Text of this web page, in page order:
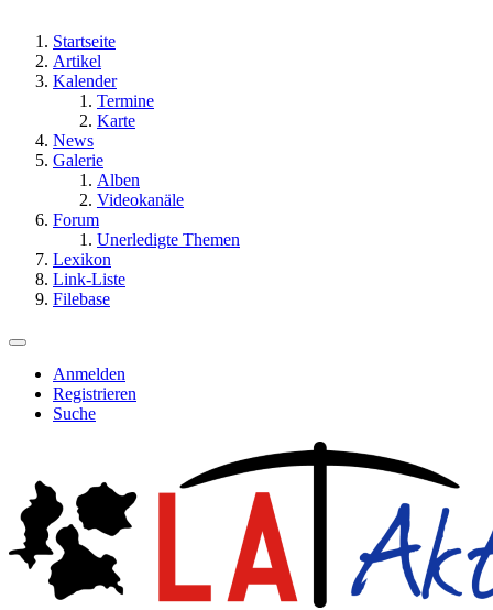
Startseite
Artikel
Kalender
Termine
Karte
News
Galerie
Alben
Videokanäle
Forum
Unerledigte Themen
Lexikon
Link-Liste
Filebase
Anmelden
Registrieren
Suche